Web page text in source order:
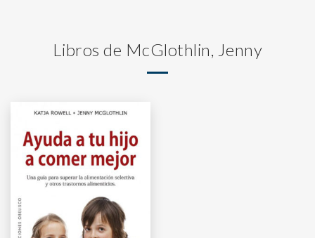
Libros de McGlothlin, Jenny